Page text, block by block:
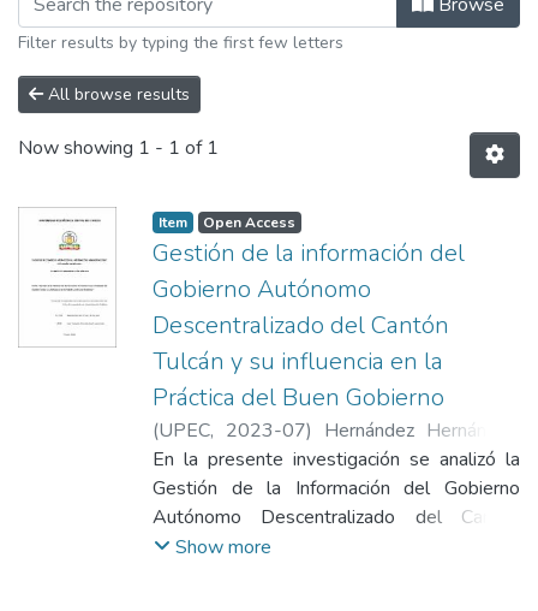
Filter results by typing the first few letters
All browse results
Now showing 1 - 1 of 1
Item Open Access
Gestión de la información del
Gobierno Autónomo
Descentralizado del Cantón
Tulcán y su influencia en la
Práctica del Buen Gobierno
(UPEC, 2023-07) Hernández Hernández,
Jimmy Jair
En la presente investigación se analizó la
Gestión de la Información del Gobierno
Autónomo Descentralizado del Cantón
Tulcán y su influencia en la Práctica del Buen
Show more